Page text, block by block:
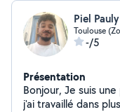
Piel Pauly
Toulouse
-/5
Présentation
Bonjour, Je suis une personne curieuse, ce qui fait que
j'ai travaillé dans